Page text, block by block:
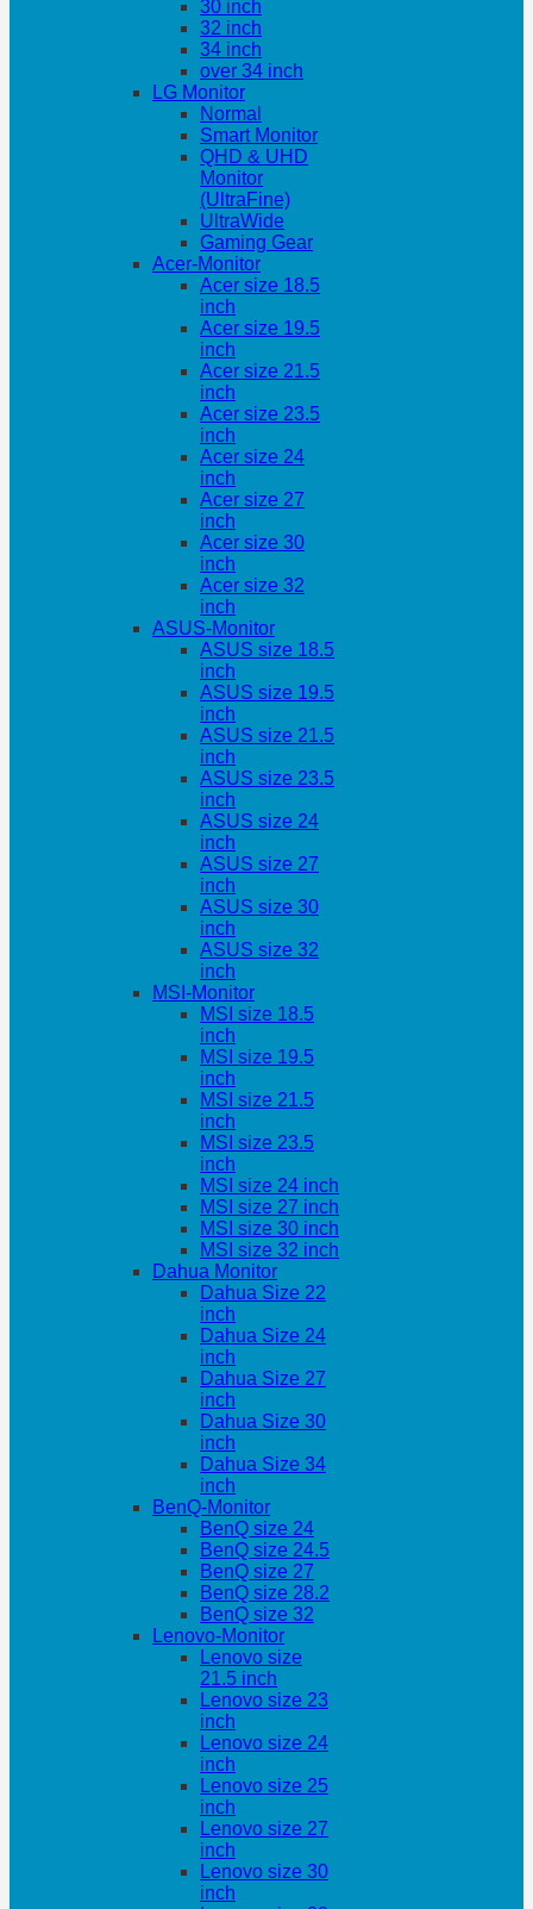
30 inch
32 inch
34 inch
over 34 inch
LG Monitor
Normal
Smart Monitor
QHD & UHD
Monitor
(UltraFine)
UltraWide
Gaming Gear
Acer-Monitor
Acer size 18.5
inch
Acer size 19.5
inch
Acer size 21.5
inch
Acer size 23.5
inch
Acer size 24
inch
Acer size 27
inch
Acer size 30
inch
Acer size 32
inch
ASUS-Monitor
ASUS size 18.5
inch
ASUS size 19.5
inch
ASUS size 21.5
inch
ASUS size 23.5
inch
ASUS size 24
inch
ASUS size 27
inch
ASUS size 30
inch
ASUS size 32
inch
MSI-Monitor
MSI size 18.5
inch
MSI size 19.5
inch
MSI size 21.5
inch
MSI size 23.5
inch
MSI size 24 inch
MSI size 27 inch
MSI size 30 inch
MSI size 32 inch
Dahua Monitor
Dahua Size 22
inch
Dahua Size 24
inch
Dahua Size 27
inch
Dahua Size 30
inch
Dahua Size 34
inch
BenQ-Monitor
BenQ size 24
BenQ size 24.5
BenQ size 27
BenQ size 28.2
BenQ size 32
Lenovo-Monitor
Lenovo size
21.5 inch
Lenovo size 23
inch
Lenovo size 24
inch
Lenovo size 25
inch
Lenovo size 27
inch
Lenovo size 30
inch